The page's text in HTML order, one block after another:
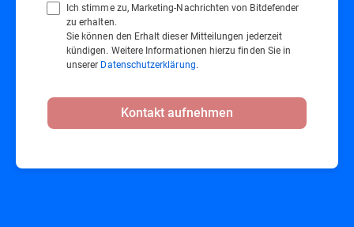
Ich stimme zu, Marketing-Nachrichten von Bitdefender
zu erhalten.
Sie können den Erhalt dieser Mitteilungen jederzeit
kündigen. Weitere Informationen hierzu finden Sie in
unserer Datenschutzerklärung.
Kontakt aufnehmen